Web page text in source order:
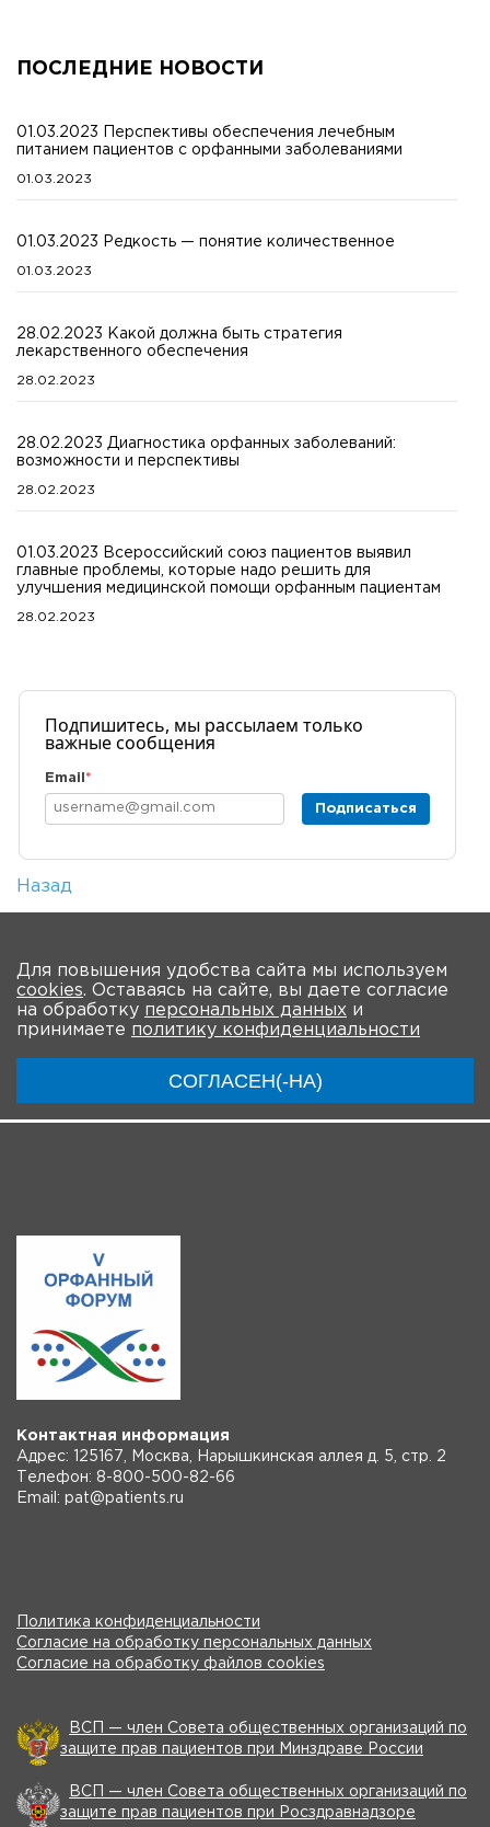
ПОСЛЕДНИЕ НОВОСТИ
01.03.2023 Перспективы обеспечения лечебным
питанием пациентов с орфанными заболеваниями
01.03.2023
01.03.2023 Редкость — понятие количественное
01.03.2023
28.02.2023 Какой должна быть стратегия
лекарственного обеспечения
28.02.2023
28.02.2023 Диагностика орфанных заболеваний:
возможности и перспективы
28.02.2023
01.03.2023 Всероссийский союз пациентов выявил
главные проблемы, которые надо решить для
улучшения медицинской помощи орфанным пациентам
28.02.2023
Подпишитесь, мы рассылаем только
важные сообщения
Email *
Подписаться
Назад
Для повышения удобства сайта мы используем
cookies. Оставаясь на сайте, вы даете согласие
на обработку персональных данных и
принимаете политику конфиденциальности
СОГЛАСЕН(-НА)
О мероприятии Новости Общая информация
Регистрация
Контактная информация
Адрес: 125167, Москва, Нарышкинская аллея д. 5, стр. 2
Телефон: 8-800-500-82-66
Email: pat@patients.ru
Политика конфиденциальности
Согласие на обработку персональных данных
Согласие на обработку файлов cookies
ВСП — член Совета общественных организаций по
защите прав пациентов при Минздраве России
ВСП — член Совета общественных организаций по
защите прав пациентов при Росздравнадзоре